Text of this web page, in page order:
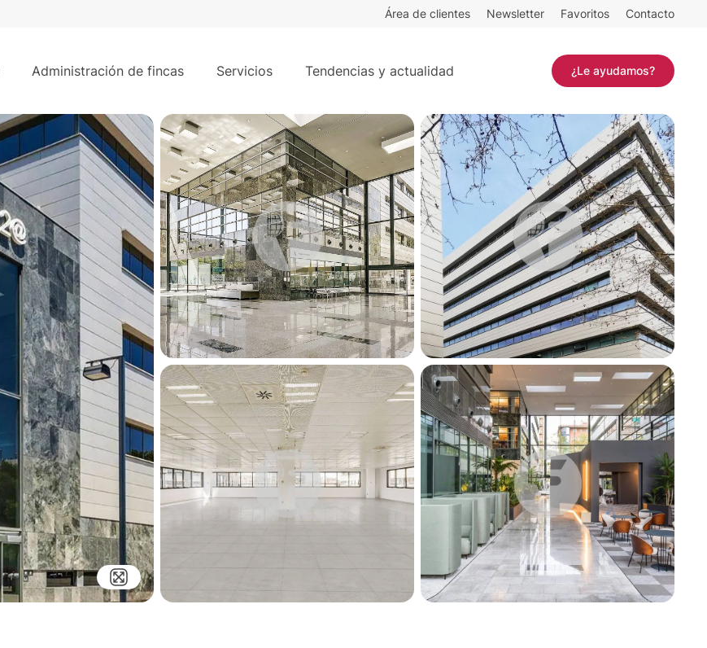
Área de clientes Newsletter Favoritos Contacto
Administración de fincas Servicios Tendencias y actualidad ¿Le ayudamos?